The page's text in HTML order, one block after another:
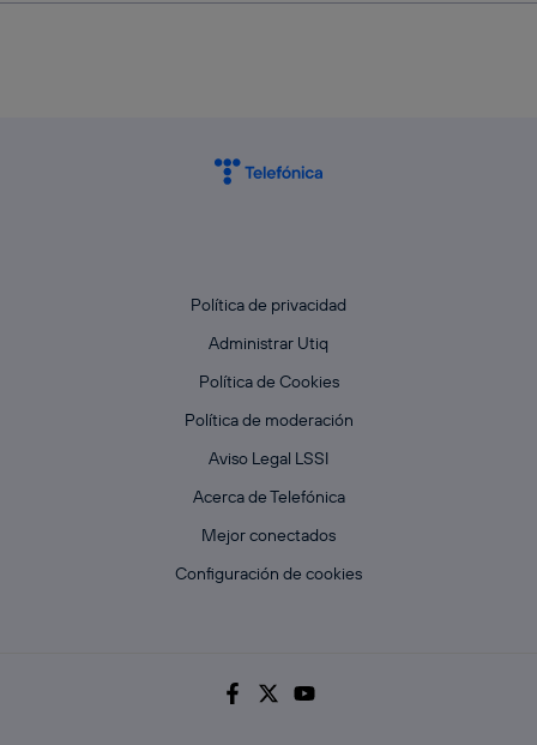
Política de privacidad
Administrar Utiq
Política de Cookies
Política de moderación
Aviso Legal LSSI
Acerca de Telefónica
Mejor conectados
Configuración de cookies